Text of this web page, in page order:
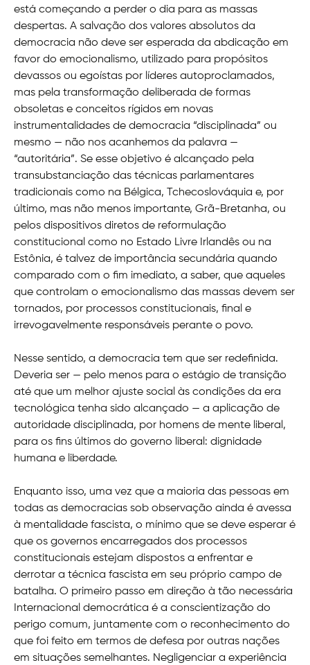
está começando a perder o dia para as massas
despertas. A salvação dos valores absolutos da
democracia não deve ser esperada da abdicação em
favor do emocionalismo, utilizado para propósitos
devassos ou egoístas por líderes autoproclamados,
mas pela transformação deliberada de formas
obsoletas e conceitos rígidos em novas
instrumentalidades de democracia “disciplinada” ou
mesmo — não nos acanhemos da palavra —
“autoritária”. Se esse objetivo é alcançado pela
transubstanciação das técnicas parlamentares
tradicionais como na Bélgica, Tchecoslováquia e, por
último, mas não menos importante, Grã-Bretanha, ou
pelos dispositivos diretos de reformulação
constitucional como no Estado Livre Irlandês ou na
Estônia, é talvez de importância secundária quando
comparado com o fim imediato, a saber, que aqueles
que controlam o emocionalismo das massas devem ser
tornados, por processos constitucionais, final e
irrevogavelmente responsáveis ​​perante o povo.
Nesse sentido, a democracia tem que ser redefinida.
Deveria ser — pelo menos para o estágio de transição
até que um melhor ajuste social às condições da era
tecnológica tenha sido alcançado — a aplicação de
autoridade disciplinada, por homens de mente liberal,
para os fins últimos do governo liberal: dignidade
humana e liberdade.
Enquanto isso, uma vez que a maioria das pessoas em
todas as democracias sob observação ainda é avessa
à mentalidade fascista, o mínimo que se deve esperar é
que os governos encarregados dos processos
constitucionais estejam dispostos a enfrentar e
derrotar a técnica fascista em seu próprio campo de
batalha. O primeiro passo em direção à tão necessária
Internacional democrática é a conscientização do
perigo comum, juntamente com o reconhecimento do
que foi feito em termos de defesa por outras nações
em situações semelhantes. Negligenciar a experiência